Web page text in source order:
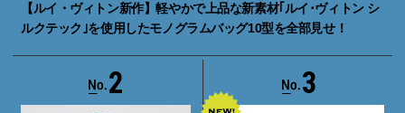
【ルイ・ヴィトン新作】軽やかで上品な新素材｢ルイ･ヴィトン シ
ルクテック｣を使用したモノグラムバッグ10型を全部見せ！
2 3